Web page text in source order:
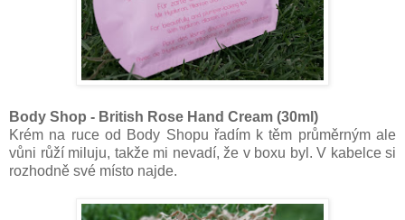
Body Shop - British Rose Hand Cream (30ml)
Krém na ruce od Body Shopu řadím k těm průměrným ale
vůni růží miluju, takže mi nevadí, že v boxu byl. V kabelce si
rozhodně své místo najde.